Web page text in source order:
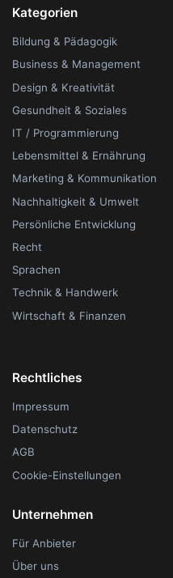
Kategorien
Bildung & Pädagogik
Business & Management
Design & Kreativität
Gesundheit & Soziales
IT / Programmierung
Lebensmittel & Ernährung
Marketing & Kommunikation
Nachhaltigkeit & Umwelt
Persönliche Entwicklung
Recht
Sprachen
Technik & Handwerk
Wirtschaft & Finanzen
Rechtliches
Impressum
Datenschutz
AGB
Cookie-Einstellungen
Unternehmen
Für Anbieter
Über uns